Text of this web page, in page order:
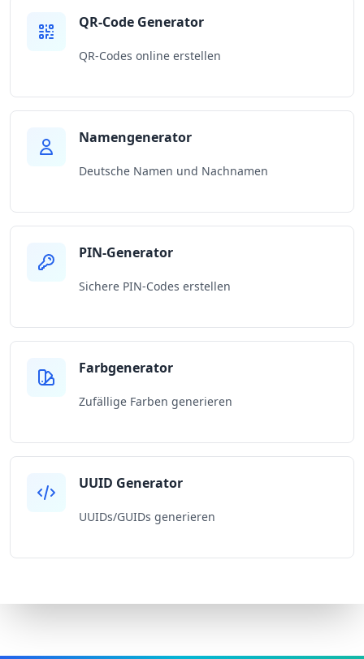
QR-Code Generator
QR-Codes online erstellen
Namengenerator
Deutsche Namen und Nachnamen
PIN-Generator
Sichere PIN-Codes erstellen
Farbgenerator
Zufällige Farben generieren
UUID Generator
UUIDs/GUIDs generieren